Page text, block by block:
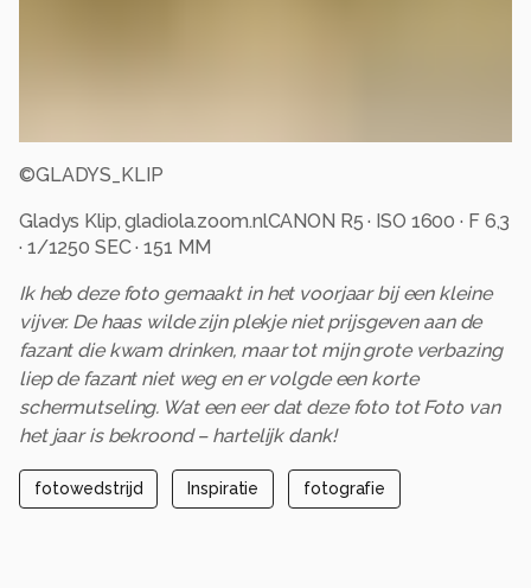
©GLADYS_KLIP
Gladys Klip, gladiola.zoom.nlCANON R5 · ISO 1600 · F 6,3
· 1/1250 SEC · 151 MM
Ik heb deze foto gemaakt in het voorjaar bij een kleine
vijver. De haas wilde zijn plekje niet prijsgeven aan de
fazant die kwam drinken, maar tot mijn grote verbazing
liep de fazant niet weg en er volgde een korte
schermutseling. Wat een eer dat deze foto tot Foto van
het jaar is bekroond – hartelijk dank!
fotowedstrijd Inspiratie fotografie